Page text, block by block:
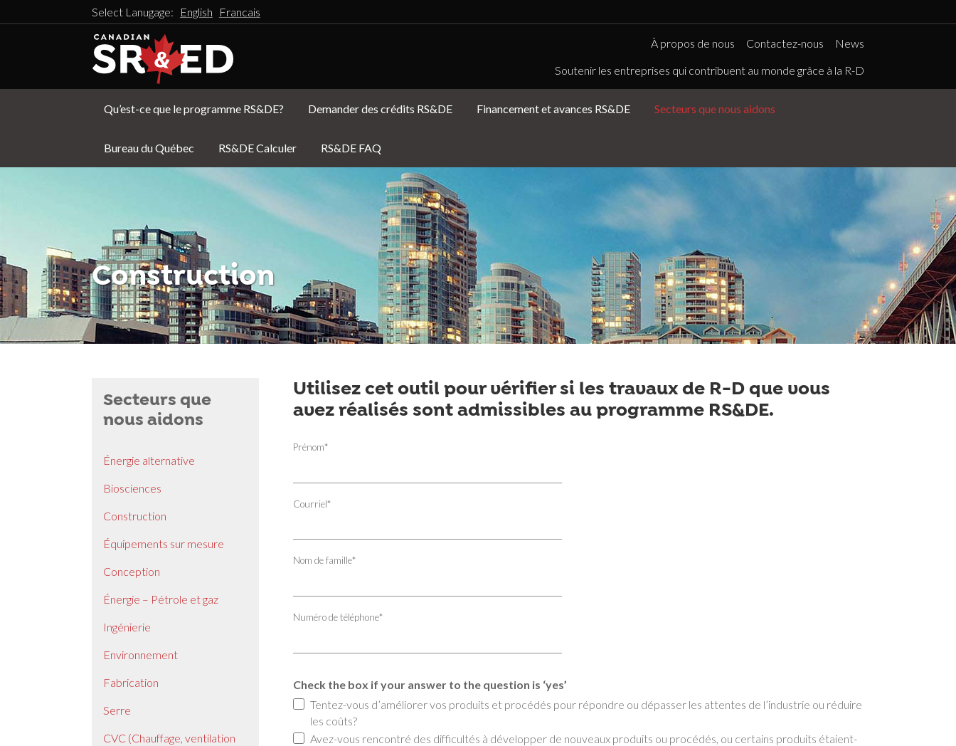
Select Lanugage: English Francais
À propos de nous Contactez-nous News
Soutenir les entreprises qui contribuent au monde grâce à la R-D
Qu’est-ce que le programme RS&DE? Demander des crédits RS&DE Financement et avances RS&DE Secteurs que nous aidons
Bureau du Québec RS&DE Calculer RS&DE FAQ
Construction
Secteurs que
nous aidons
Énergie alternative
Biosciences
Construction
Équipements sur mesure
Conception
Énergie – Pétrole et gaz
Ingénierie
Environnement
Fabrication
Serre
CVC (Chauffage, ventilation
Utilisez cet outil pour vérifier si les travaux de R-D que vous
avez réalisés sont admissibles au programme RS&DE.
Prénom*
Courriel*
Nom de famille*
Numéro de téléphone*
Check the box if your answer to the question is ‘yes’
Tentez-vous d’améliorer vos produits et procédés pour répondre ou dépasser les attentes de l’industrie ou réduire
les coûts?
Avez-vous rencontré des difficultés à développer de nouveaux produits ou procédés, ou certains produits étaient-